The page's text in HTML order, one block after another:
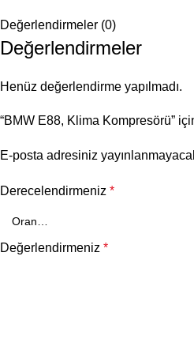
Değerlendirmeler (0)
Değerlendirmeler
Henüz değerlendirme yapılmadı.
“BMW E88, Klima Kompresörü”
E-posta adresiniz
Derecelendirmeniz *
Değerlendirmeniz *